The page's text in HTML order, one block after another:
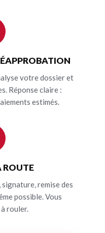
votre dossier et
Réponse claire :
estimés.
ROUTE
remise des
possible. Vous
rouler.